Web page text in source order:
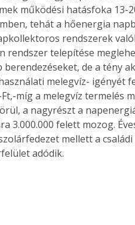
működési hatásfoka 13-
tehát a hőenergia
rendszerek
rendszer telepítése
de a tény
melegvíz- igényét
míg a melegvíz termelés
a nagyrészt a
3.000.000 felett mozog.
mellett a
adódik.